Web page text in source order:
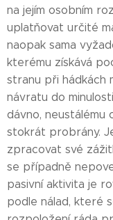
na jejím osobním
uplatňovat určité
naopak sama
kterému získává
stranu při hádkách
návratu do
dávno, neustálému
stokrát probrány.
zpracovat své
se případně
pasivní aktivita je
podle nálad, které